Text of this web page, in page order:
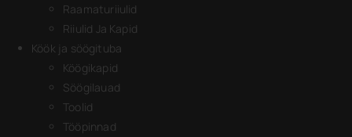
Raamaturiiulid
Riiulid Ja Kapid
Köök ja söögituba
Köögikapid
Söögilauad
Toolid
Tööpinnad